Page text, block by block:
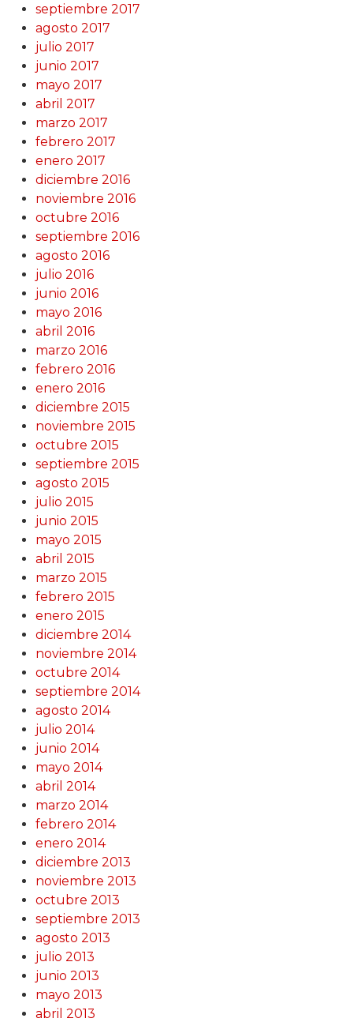
septiembre 2017
agosto 2017
julio 2017
junio 2017
mayo 2017
abril 2017
marzo 2017
febrero 2017
enero 2017
diciembre 2016
noviembre 2016
octubre 2016
septiembre 2016
agosto 2016
julio 2016
junio 2016
mayo 2016
abril 2016
marzo 2016
febrero 2016
enero 2016
diciembre 2015
noviembre 2015
octubre 2015
septiembre 2015
agosto 2015
julio 2015
junio 2015
mayo 2015
abril 2015
marzo 2015
febrero 2015
enero 2015
diciembre 2014
noviembre 2014
octubre 2014
septiembre 2014
agosto 2014
julio 2014
junio 2014
mayo 2014
abril 2014
marzo 2014
febrero 2014
enero 2014
diciembre 2013
noviembre 2013
octubre 2013
septiembre 2013
agosto 2013
julio 2013
junio 2013
mayo 2013
abril 2013